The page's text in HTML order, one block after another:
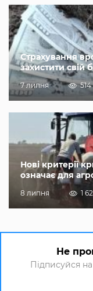
Страхування
захистити свій
7 липня 514
Нові критерії
означає для
8 липня 1
Не
Підписуйся